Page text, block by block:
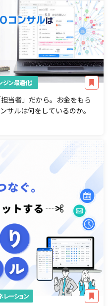
ジン最適化）
当者」だから。お金をもら
サルは何をしているのか。
レーション